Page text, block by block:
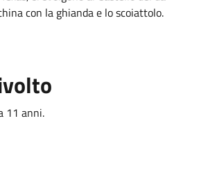
con la ghianda e lo scoiattolo.
11 anni.